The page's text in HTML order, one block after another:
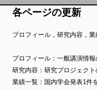
各ページの更新
プロフィール，研究内容，
プロフィール：一般講演情報
研究内容：研究プロジェク
業績一覧：国内学会発表1件